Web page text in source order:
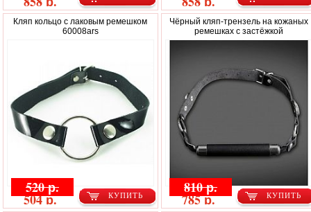
Кляп кольцо с лаковым ремешком
60008ars
КУПИТЬ
520 р.
504 р.
Чёрный кляп-трензель на кожаных
ремешках с застёжкой
КУПИТЬ
810 р.
785 р.